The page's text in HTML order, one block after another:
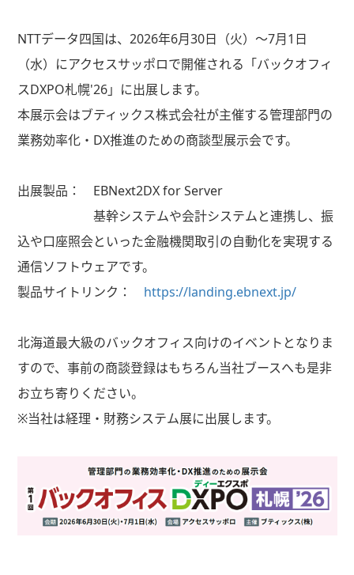
NTTデータ四国は、2026年6月30日（火）～7月1日
（水）にアクセスサッポロで開催される「バックオフィ
スDXPO札幌'26」に出展します。
本展示会はブティックス株式会社が主催する管理部門の
業務効率化・DX推進のための商談型展示会です。
出展製品： EBNext2DX for Server
基幹システムや会計システムと連携し、振
込や口座照会といった金融機関取引の自動化を実現する
通信ソフトウェアです。
製品サイトリンク： https://landing.ebnext.jp/
北海道最大級のバックオフィス向けのイベントとなりま
すので、事前の商談登録はもちろん当社ブースへも是非
お立ち寄りください。
※当社は経理・財務システム展に出展します。